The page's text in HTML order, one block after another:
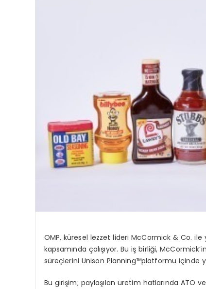
OMP, küresel lezzet lideri McCormick & Co. ile
kapsamında çalışıyor. Buiş birliği, McCormick’
süreçlerini Unison Planning™platformu içinde y
Bu girişim; paylaşılan üretim hatlarında ATOve